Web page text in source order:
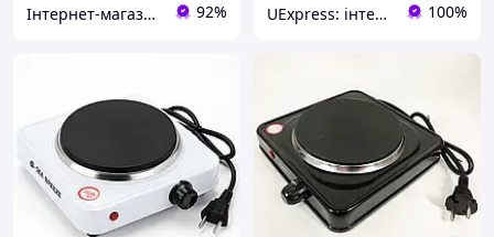
Інтернет-магазин GIGATOOLS 92% UExpress: інтернет-магазин 100%